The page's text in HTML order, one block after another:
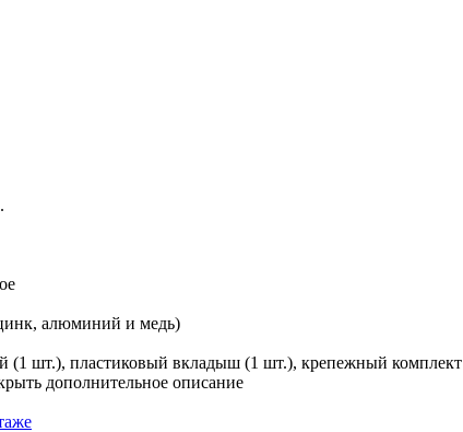
алюминий и медь)
(1 шт.), пластиковый вкладыш (1 шт.), крепежный комплект
дополнительное описание